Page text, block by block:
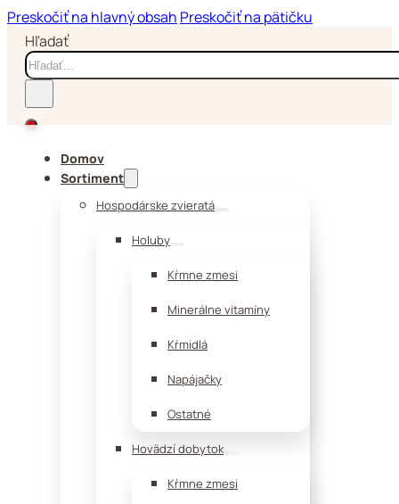
Preskočiť na hlavný obsah Preskočiť na pätičku
Hľadať
Domov
Sortiment
Hospodárske zvieratá
Holuby
Kŕmne zmesi
Minerálne vitamíny
Kŕmidlá
Napájačky
Ostatné
Hovädzí dobytok
Kŕmne zmesi